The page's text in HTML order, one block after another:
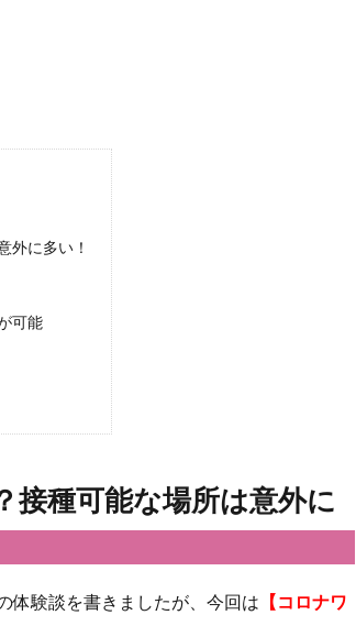
外に多い！
可能
接種可能な場所は意外に
体験談を書きましたが、今回は 【コロナワ